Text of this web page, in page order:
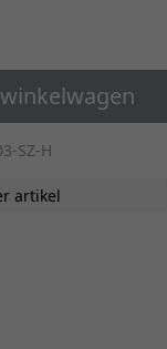
SZ-H
artikel